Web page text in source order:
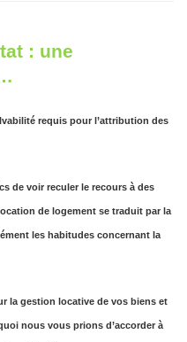
: une
requis pour l’attribution des
de voir reculer le recours à des
de logement se traduit par la
les habitudes concernant la
la gestion locative de vos biens et
nous vous prions d’accorder à